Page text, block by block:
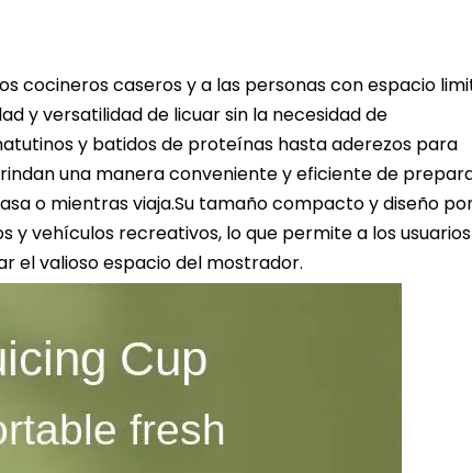
cocineros caseros y a las personas con espacio
y versatilidad de licuar sin la necesidad de
y batidos de proteínas hasta aderezos para
una manera conveniente y eficiente de
o mientras viaja.Su tamaño compacto y diseño
y vehículos recreativos, lo que permite a los usuarios
el valioso espacio del mostrador.